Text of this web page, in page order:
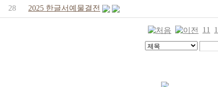
28 2025 한글서예물결전
11